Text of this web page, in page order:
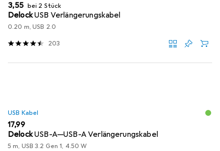
EUR
3,55 bei 2 Stück
DelockUSB Verlängerungskabel
0.20 m, USB 2.0
203
USB Kabel
EUR
17,99
DelockUSB-A—USB-A Verlängerungskabel
5 m, USB 3.2 Gen 1, 4.50 W